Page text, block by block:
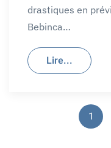
drastiques en
Bebinca…
Lire...
1